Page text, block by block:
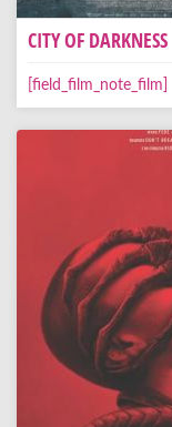
CITY OF DARKNESS
[field_film_note_film]